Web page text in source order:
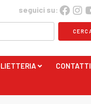
seguici su:
CONTATTI